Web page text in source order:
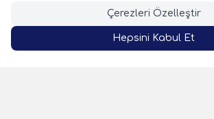
SEPETE EKLE
Instagram
Önemli Bilgiler
Çerezleri Özelleştir
Hepsini Kabul Et